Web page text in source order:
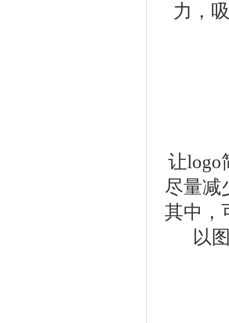
力，
让logo
尽量减
其中，
以